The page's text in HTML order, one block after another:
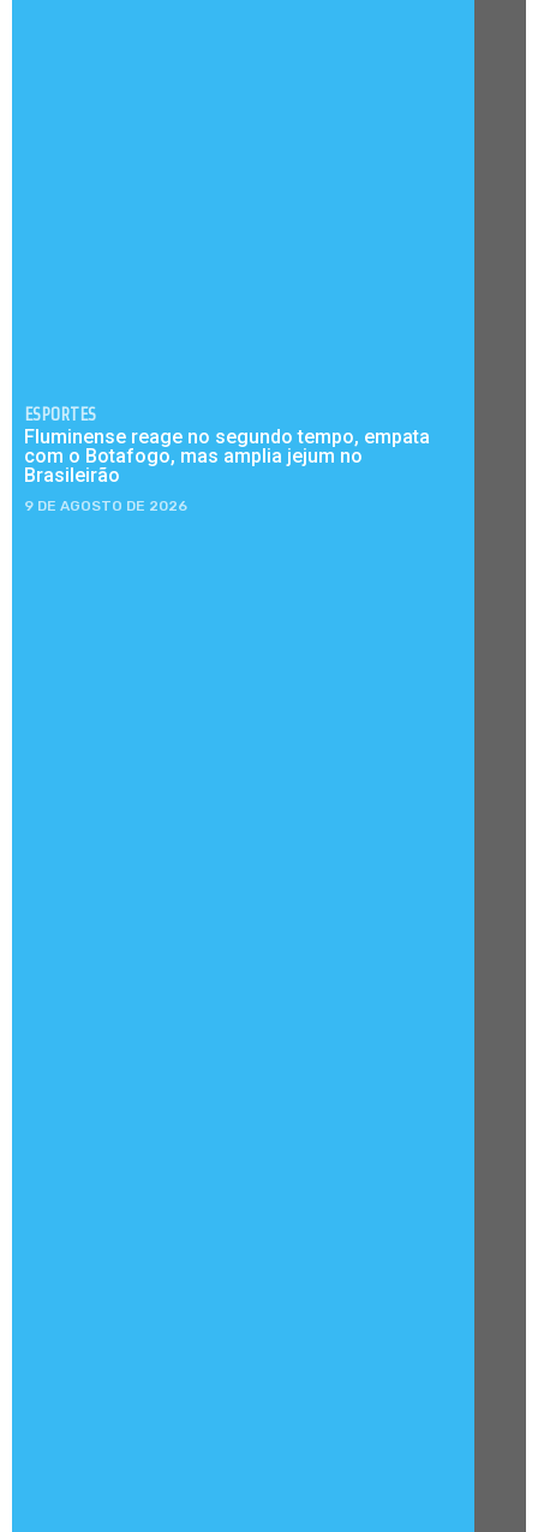
ESPORTES
Fluminense reage no segundo tempo, empata
com o Botafogo, mas amplia jejum no
Brasileirão
9 DE AGOSTO DE 2026